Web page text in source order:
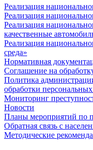
Реализация
Реализация
Реализация
качественные
Реализация
среда»
Нормативная
Соглашение на
Политика
обработки
Мониторинг
Новости
Планы мероприятий по
Обратная связь с
Методические